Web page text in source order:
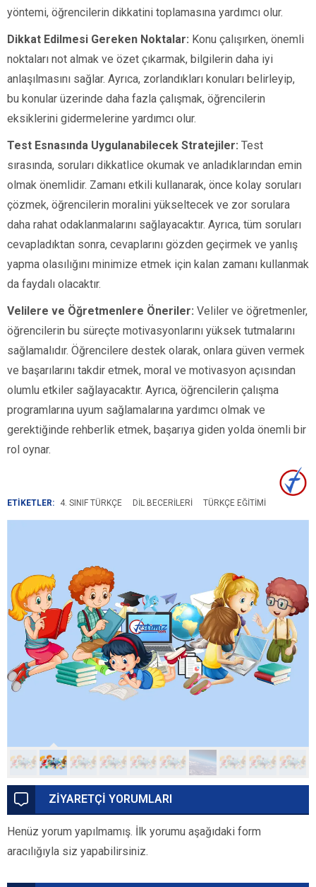
yöntemi, öğrencilerin dikkatini toplamasına yardımcı olur.
Dikkat Edilmesi Gereken Noktalar: Konu çalışırken, önemli
noktaları not almak ve özet çıkarmak, bilgilerin daha iyi
anlaşılmasını sağlar. Ayrıca, zorlandıkları konuları belirleyip,
bu konular üzerinde daha fazla çalışmak, öğrencilerin
eksiklerini gidermelerine yardımcı olur.
Test Esnasında Uygulanabilecek Stratejiler: Test
sırasında, soruları dikkatlice okumak ve anladıklarından emin
olmak önemlidir. Zamanı etkili kullanarak, önce kolay soruları
çözmek, öğrencilerin moralini yükseltecek ve zor sorulara
daha rahat odaklanmalarını sağlayacaktır. Ayrıca, tüm soruları
cevapladıktan sonra, cevaplarını gözden geçirmek ve yanlış
yapma olasılığını minimize etmek için kalan zamanı kullanmak
da faydalı olacaktır.
Velilere ve Öğretmenlere Öneriler: Veliler ve öğretmenler,
öğrencilerin bu süreçte motivasyonlarını yüksek tutmalarını
sağlamalıdır. Öğrencilere destek olarak, onlara güven vermek
ve başarılarını takdir etmek, moral ve motivasyon açısından
olumlu etkiler sağlayacaktır. Ayrıca, öğrencilerin çalışma
programlarına uyum sağlamalarına yardımcı olmak ve
gerektiğinde rehberlik etmek, başarıya giden yolda önemli bir
rol oynar.
ETİKETLER: 4. SINIF TÜRKÇE DIL BECERILERI TÜRKÇE EĞITIMI
ZİYARETÇİ YORUMLARI
Henüz yorum yapılmamış. İlk yorumu aşağıdaki form
aracılığıyla siz yapabilirsiniz.